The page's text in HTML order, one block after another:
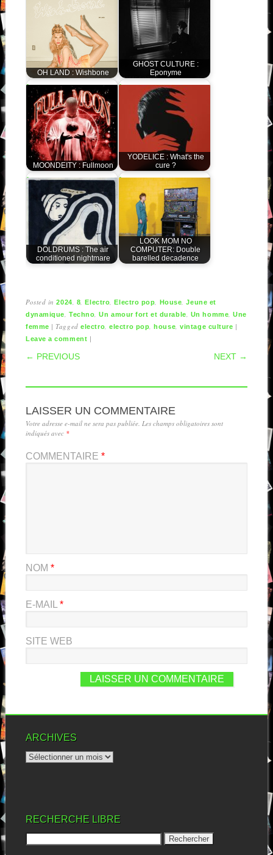
OH LAND : Wishbone
GHOST CULTURE :
Eponyme
MOONDEITY : Fullmoon
YODELICE : What's the
cure ?
DOLDRUMS : The air
conditioned nightmare
LOOK MOM NO
COMPUTER: Double
barelled decadence
Posted in2024, 8,Electro,Electro pop, House,Jeune et
dynamique,Techno,Un amour fort et durable, Un homme,Une
femme |Taggedelectro,electro pop,house,vintage culture |
Leave a comment |
POST NAVIGATION
← PREVIOUS NEXT →
LAISSER UN COMMENTAIRE
Votre adresse e-mail ne sera pas publiée. Les champs obligatoires sont
indiqués avec *
COMMENTAIRE *
NOM *
E-MAIL *
SITE WEB
ARCHIVES
RECHERCHE LIBRE